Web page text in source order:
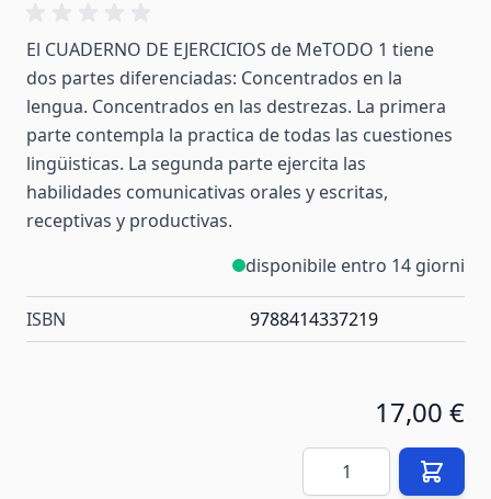
El CUADERNO DE EJERCICIOS de MeTODO 1 tiene
dos partes diferenciadas: Concentrados en la
lengua. Concentrados en las destrezas. La primera
parte contempla la practica de todas las cuestiones
lingüisticas. La segunda parte ejercita las
habilidades comunicativas orales y escritas,
receptivas y productivas.
disponibile entro 14 giorni
ISBN 9788414337219
17,00 €
Quantità